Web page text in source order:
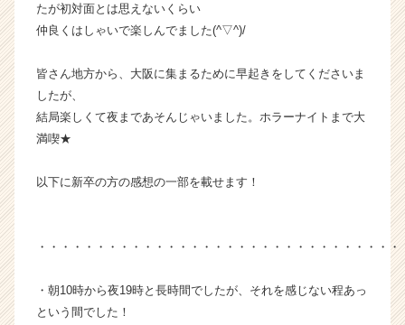
業
か
ス
ウ
く
サ
ト
たが初対面とは思えないくらい
仲良くはしゃいで楽しんでました(^▽^)/
皆さん地方から、大阪に集まるために早起きをしてくださいま
したが、
結局楽しくて夜まであそんじゃいました。ホラーナイトまで大
満喫★
以下に新卒の方の感想の一部を載せます！
・・・・・・・・・・・・・・・・・・・・・・・・・・・・・・・
・朝10時から夜19時と長時間でしたが、それを感じない程あっ
という間でした！